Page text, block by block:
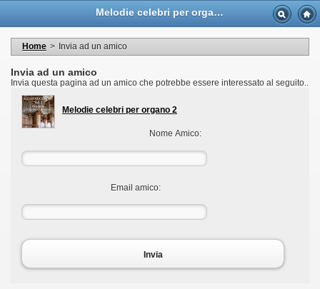
Melodie celebri per organo 2 - Casa Musicale Eco
Home > Invia ad un amico
Invia ad un amico
Invia questa pagina ad un amico che potrebbe essere interessato al seguito..
Melodie celebri per organo 2
Nome Amico:
Email amico:
Invia
I miei dati personali
My orders
I miei voucher
Logout